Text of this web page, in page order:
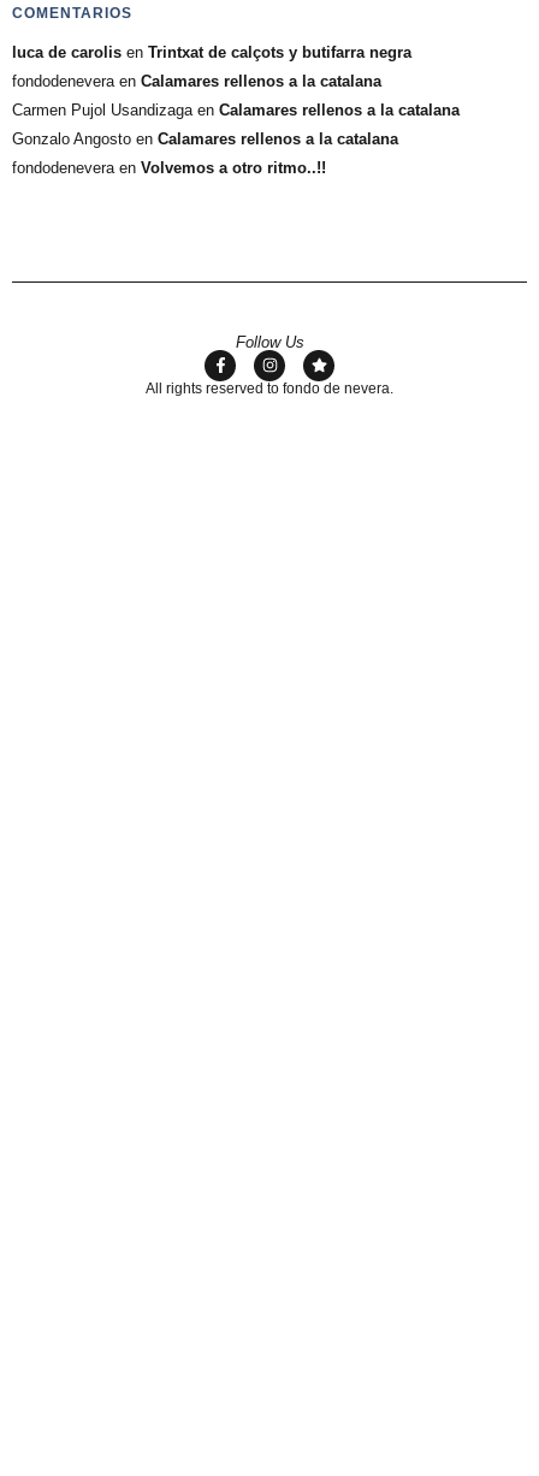
COMENTARIOS
luca de carolis en Trintxat de calçots y butifarra negra
fondodenevera en Calamares rellenos a la catalana
Carmen Pujol Usandizaga en Calamares rellenos a la catalana
Gonzalo Angosto en Calamares rellenos a la catalana
fondodenevera en Volvemos a otro ritmo..!!
Follow Us
All rights reserved to fondo de nevera.